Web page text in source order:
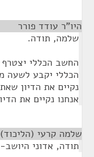
היו"ר עודד פורר
שלמה, תודה.
החשב הכללי יצטרף
הכללי יקבע לשעה
נקיים את הדיון
אנחנו נקיים את
שלמה קרעי (הליכוד)
תודה, אדוני